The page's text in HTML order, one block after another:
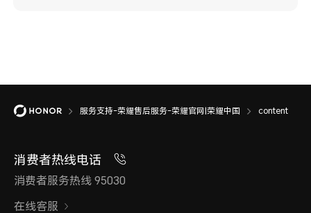
服务支持-荣耀售后服务-荣耀官网|荣耀中国 content
消费者热线电话
消费者服务热线 95030
在线客服